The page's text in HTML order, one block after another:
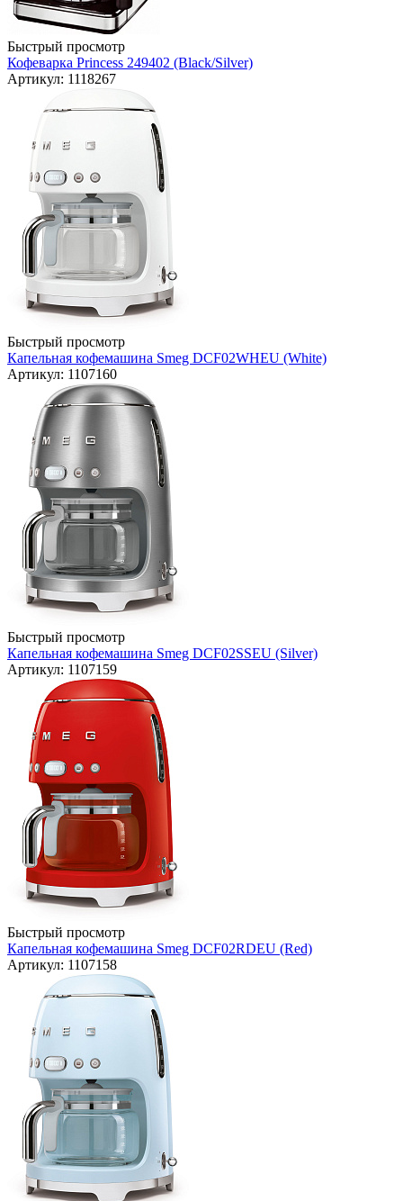
Быстрый просмотр
Кофеварка Princess 249402 (Black/Silver)
Артикул: 1118267
Быстрый просмотр
Капельная кофемашина Smeg DCF02WHEU (White)
Артикул: 1107160
Быстрый просмотр
Капельная кофемашина Smeg DCF02SSEU (Silver)
Артикул: 1107159
Быстрый просмотр
Капельная кофемашина Smeg DCF02RDEU (Red)
Артикул: 1107158